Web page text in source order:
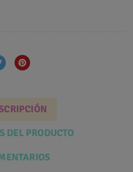
DEL PRODUCTO